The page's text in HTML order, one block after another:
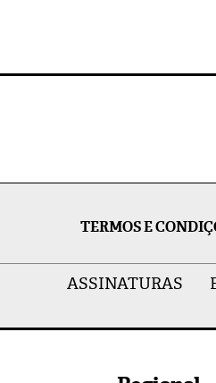
TERMOS E
ASSINATURAS